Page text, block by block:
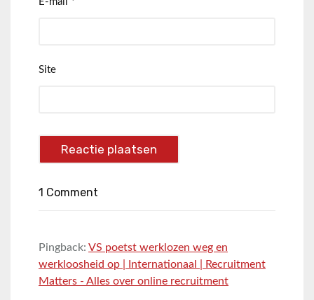
Site
1 Comment
Pingback: VS poetst werklozen weg en
werkloosheid op | Internationaal | Recruitment
Matters - Alles over online recruitment